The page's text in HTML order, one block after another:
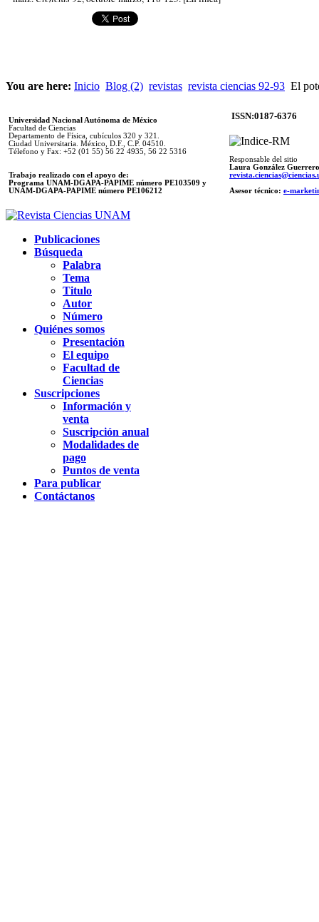
You are here: Inicio Blog (2) revistas revista ciencias 92-93 El
Universidad Nacional Autónoma de México
Facultad de Ciencias
Departamento de Física, cubículos 320 y 321.
Ciudad Universitaria. México, D.F., C.P. 04510.
Télefono y Fax: +52 (01 55) 56 22 4935, 56 22 5316
Trabajo realizado con el apoyo de:
Programa UNAM-DGAPA-PAPIME número PE103509 y
UNAM-DGAPA-PAPIME número PE106212
ISSN:0187-6376
Responsable del sitio
Laura González Guerrero
Asesor técnico: e-
Publicaciones
Búsqueda
Palabra
Tema
Titulo
Autor
Número
Quiénes somos
Presentación
El equipo
Facultad de
Ciencias
Suscripciones
Información y
venta
Suscripción anual
Modalidades de
pago
Puntos de venta
Para publicar
Contáctanos